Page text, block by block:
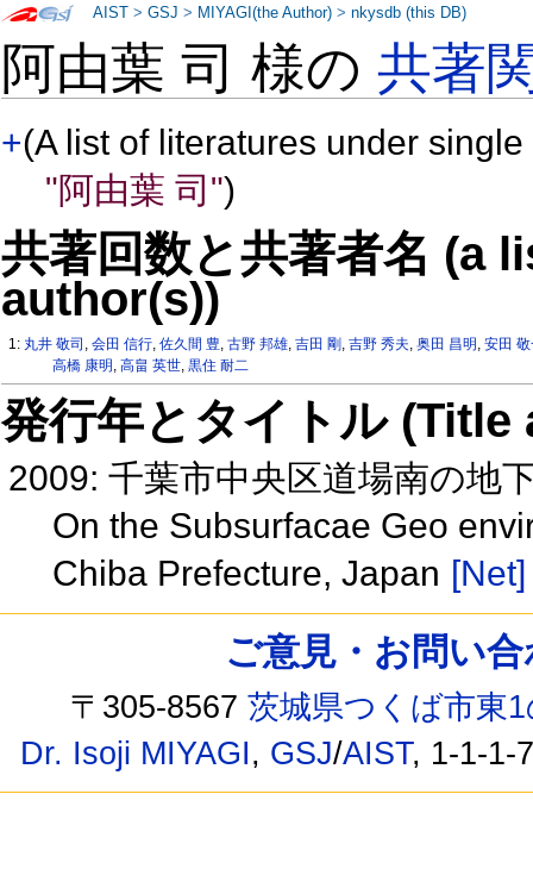
阿由葉 司 様の共著
+(A list of literatures under
"阿由葉 司")
共著回数と共著者名 (a
author(s))
1: 丸井 敬司 ,会田 信行,佐久間 豊,古野 邦雄,吉田 剛 ,吉野 秀夫,奥田 昌明 ,安田
高橋 康明 , 高畠 英世, 黒住 耐二
発行年とタイトル
2009: 千葉市中央区道場南の地
On the Subsurfacae Geo
Chiba Prefecture, Japan [Net]
AIST >GSJ > MIYAGI(the Author) >nkysdb (this DB)
ご意見・お問い
〒305-8567茨城県つくば市東
Dr. Isoji MIYAGI, GSJ/AIST, 1-1-1-